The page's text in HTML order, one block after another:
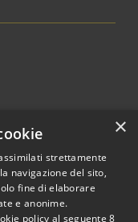
×
strettamente
navigazione del sito,
fine di elaborare
e anonime.
policy al seguente8